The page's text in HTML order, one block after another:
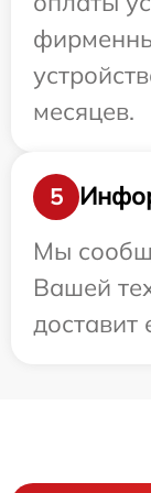
месяцев.
5
Мы
Вашей
доставит